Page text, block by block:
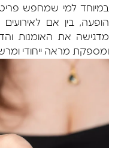
במיוחד למי שמחפש פריט
הופעה, בין אם
מדגישה את האומנות
ומספקת מראה ייחודי